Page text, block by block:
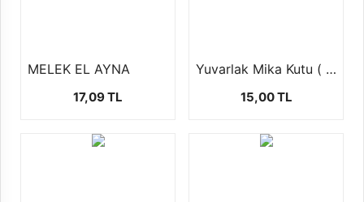
MELEK EL AYNA
17,09 TL
Yuvarlak Mika Kutu ( şekerlik,mumluk ) 1 ad
15,00 TL